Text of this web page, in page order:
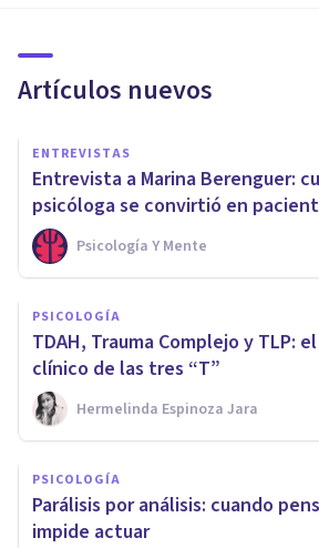
Artículos nuevos
ENTREVISTAS
Entrevista a Marina Berenguer:
psicóloga se convirtió en
Psicología Y Mente
PSICOLOGÍA
TDAH, Trauma Complejo y TLP:
clínico de las tres “T”
Hermelinda Espinoza Jara
PSICOLOGÍA
Parálisis por análisis: cuando
impide actuar